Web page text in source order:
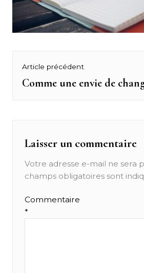
Navigation
de
Article précédent
Previous
Comme une envie de
Laisser un commentaire
Votre adresse e-mail ne sera
champs obligatoires sont
Commentaire
*